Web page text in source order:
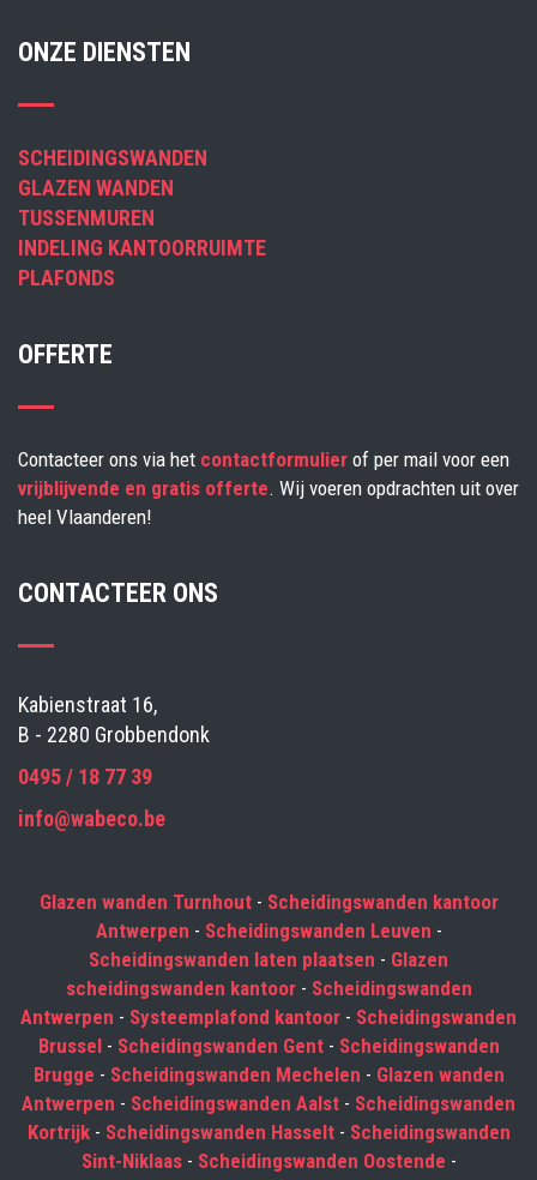
ONZE DIENSTEN
SCHEIDINGSWANDEN
GLAZEN WANDEN
TUSSENMUREN
INDELING KANTOORRUIMTE
PLAFONDS
OFFERTE
Contacteer ons via het contactformulier of per mail voor een
vrijblijvende en gratis offerte. Wij voeren opdrachten uit over
heel Vlaanderen!
CONTACTEER ONS
Kabienstraat 16,
B - 2280 Grobbendonk
0495 / 18 77 39
info@wabeco.be
Glazen wanden Turnhout - Scheidingswanden kantoor
Antwerpen - Scheidingswanden Leuven -
Scheidingswanden laten plaatsen - Glazen
scheidingswanden kantoor - Scheidingswanden
Antwerpen - Systeemplafond kantoor - Scheidingswanden
Brussel - Scheidingswanden Gent - Scheidingswanden
Brugge - Scheidingswanden Mechelen - Glazen wanden
Antwerpen - Scheidingswanden Aalst - Scheidingswanden
Kortrijk - Scheidingswanden Hasselt - Scheidingswanden
Sint-Niklaas - Scheidingswanden Oostende -